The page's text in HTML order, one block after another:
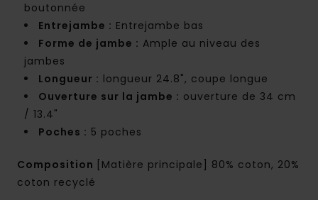
boutonnée
Entrejambe : Entrejambe bas
Forme de jambe : Ample au niveau des
jambes
Longueur : longueur 24.8", coupe longue
Ouverture sur la jambe : ouverture de 34 cm
/ 13.4"
Poches : 5 poches
Composition
[Matière principale] 80% coton, 20%
coton recyclé